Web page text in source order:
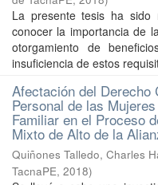
La presente tesis ha
conocer la importancia de
otorgamiento de
insuficiencia de estos
Afectación del Derecho
Personal de las
Familiar en el Proceso
Mixto de Alto de la
Quiñones Talledo, Charles
TacnaPE, 2018)